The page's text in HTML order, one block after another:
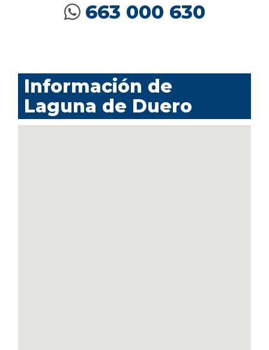
663 000 630
Información de
Laguna de Duero